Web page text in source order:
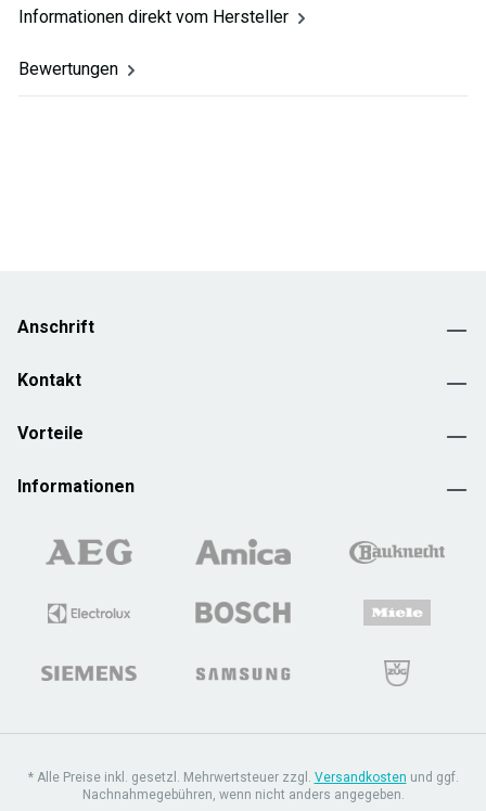
Informationen direkt vom Hersteller
Bewertungen
Anschrift
Kontakt
Vorteile
Informationen
* Alle Preise inkl. gesetzl. Mehrwertsteuer zzgl. Versandkosten und ggf.
Nachnahmegebühren, wenn nicht anders angegeben.